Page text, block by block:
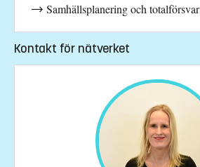
Samhällsplanering och totalförsvar
Kontakt för nätverket